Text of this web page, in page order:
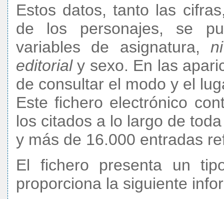
Estos datos, tanto las
de los personajes, se
variables de asignatura,
editorialy sexo. En las
de consultar el modo y el
Este fichero electrónico
los citados a lo largo de
y más de 16.000 entradas
El fichero presenta un
proporciona la siguiente